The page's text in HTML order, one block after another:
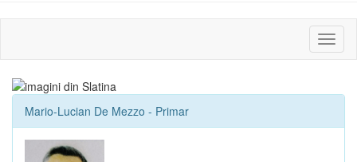
sau
Mario-Lucian De Mezzo - Primar